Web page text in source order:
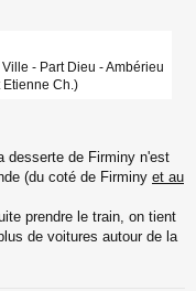
- Part Dieu - Ambérieu
Etienne Ch.)
desserte de Firminy n'est
(du coté de Firminy et au
prendre le train, on tient
de voitures autour de la